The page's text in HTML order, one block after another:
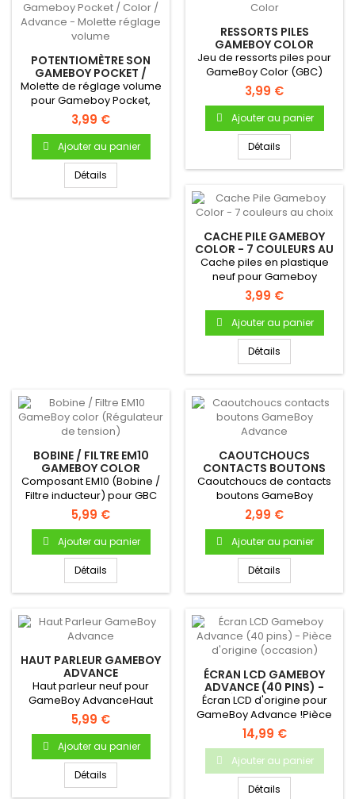
POTENTIOMÈTRE SON
GAMEBOY POCKET /
COLOR / ADVANCE -
MOLETTE RÉGLAGE
VOLUME
Molette de réglage volume
pour Gameboy Pocket,
Color ou Advance
3,99 €
Ajouter au panier
Détails
RESSORTS PILES
GAMEBOY COLOR
Jeu de ressorts piles pour
GameBoy Color (GBC)
3,99 €
Ajouter au panier
Détails
CACHE PILE GAMEBOY
COLOR - 7 COULEURS AU
CHOIX
Cache piles en plastique
neuf pour Gameboy
ColorCache pile en
plastique...
3,99 €
Ajouter au panier
Détails
BOBINE / FILTRE EM10
GAMEBOY COLOR
(RÉGULATEUR DE
TENSION)
Composant EM10 (Bobine /
Filtre inducteur) pour GBC
5,99 €
Ajouter au panier
Détails
CAOUTCHOUCS
CONTACTS BOUTONS
GAMEBOY ADVANCE
Caoutchoucs de contacts
boutons GameBoy
AdvancePour Gameboy
Advance Bouton...
2,99 €
Ajouter au panier
Détails
HAUT PARLEUR GAMEBOY
ADVANCE
Haut parleur neuf pour
GameBoy AdvanceHaut
parleur (enceinte) interne
neuf...
5,99 €
Ajouter au panier
Détails
ÉCRAN LCD GAMEBOY
ADVANCE (40 PINS) -
PIÈCE D'ORIGINE
(OCCASION)
Écran LCD d'origine pour
GameBoy Advance !Pièce
d'origine Nintendo
Occasion...
14,99 €
Ajouter au panier
Détails